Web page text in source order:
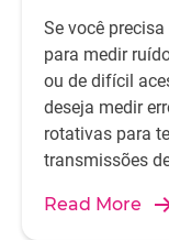
Se você
para medir
ou de difícil
deseja medir
rotativas para
transmissões
Read More